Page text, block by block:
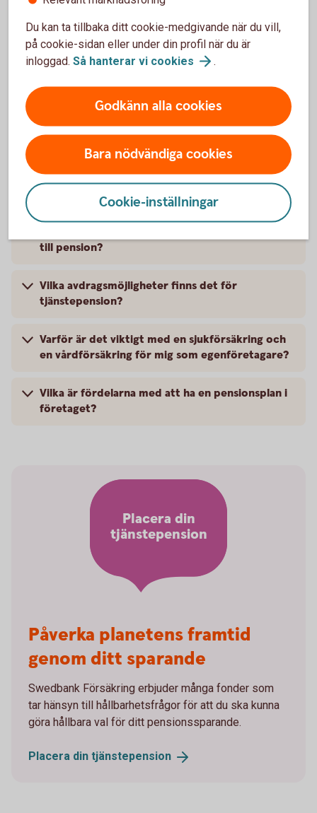
Mer information
Vanliga frågor om tjänstepension
för egenföretagare
Varför är det viktigt för mig som
egenföretagare att spara till pension?
till pension?
Vilka avdragsmöjligheter finns det för
tjänstepension?
Varför är det viktigt med en sjukförsäkring och
en vårdförsäkring för mig som egenföretagare?
Vilka är fördelarna med att ha en pensionsplan i
företaget?
Påverka planetens framtid
genom ditt sparande
Swedbank Försäkring erbjuder många fonder som
tar hänsyn till hållbarhetsfrågor för att du ska kunna
göra hållbara val för ditt pensionssparande.
Placera din tjänstepension
Placera din
tjänstepension
Du kan ta tillbaka ditt cookie-medgivande när du vill,
på cookie-sidan eller under din profil när du är
inloggad. Så hanterar vi cookies .
Godkänn alla cookies
Bara nödvändiga cookies
Cookie-inställningar